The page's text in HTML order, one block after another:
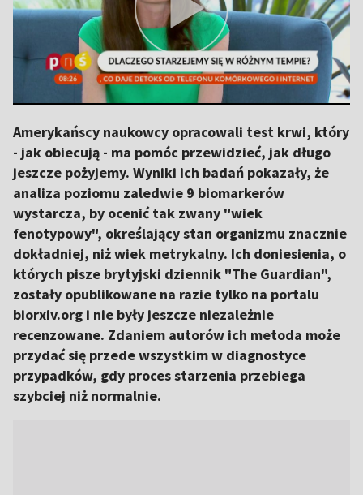
Amerykańscy naukowcy opracowali test krwi, który
- jak obiecują - ma pomóc przewidzieć, jak długo
jeszcze pożyjemy. Wyniki ich badań pokazały, że
analiza poziomu zaledwie 9 biomarkerów
wystarcza, by ocenić tak zwany "wiek
fenotypowy", określający stan organizmu znacznie
dokładniej, niż wiek metrykalny. Ich doniesienia, o
których pisze brytyjski dziennik "The Guardian",
zostały opublikowane na razie tylko na portalu
biorxiv.org i nie były jeszcze niezależnie
recenzowane. Zdaniem autorów ich metoda może
przydać się przede wszystkim w diagnostyce
przypadków, gdy proces starzenia przebiega
szybciej niż normalnie.